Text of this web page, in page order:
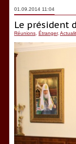
01.09.2014 11:04
Le président
Réunions Étranger,